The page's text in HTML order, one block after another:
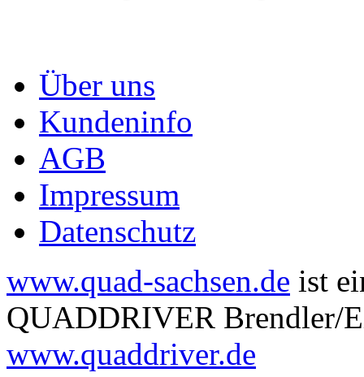
Über uns
Kundeninfo
AGB
Impressum
Datenschutz
www.quad-sachsen.de ist
QUADDRIVER Brendler/
www.quaddriver.de